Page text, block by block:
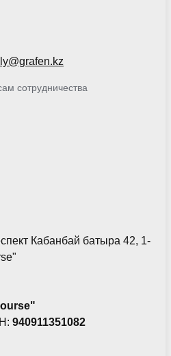
сотрудничества
Кабанбай батыра 42, 1-
940911351082